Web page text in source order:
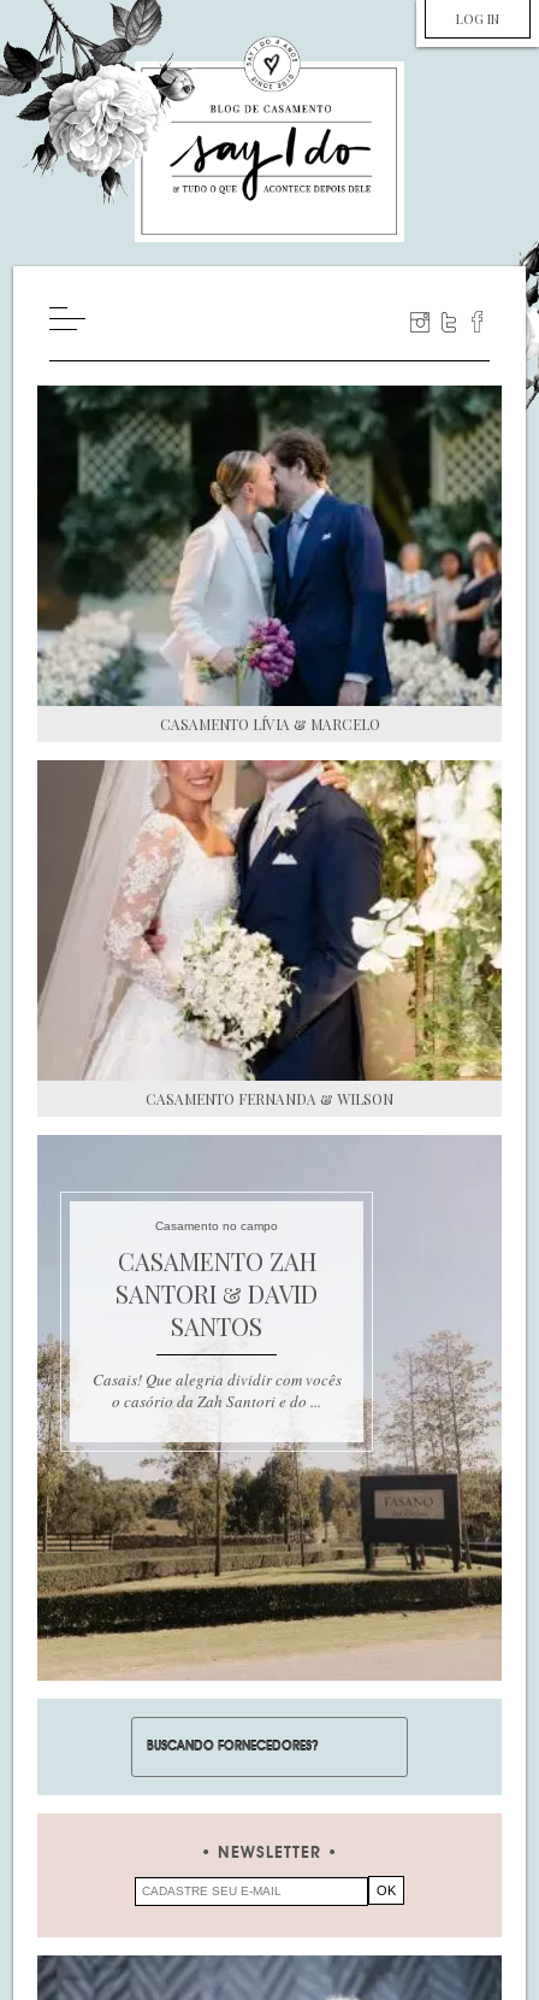
LOG IN
WILL YOU MARRY ME?
LUA DE MEL
COZINHA
DECORAÇÃO
DE NOIVA PRA NOIVA
S.O.S CASADAS
FALE COM O SAY I DO
CASAMENTO LÍVIA & MARCELO
CASAMENTO FERNANDA & WILSON
Casamento no campo
CASAMENTO ZAH
SANTORI & DAVID
SANTOS
Casais! Que alegria dividir com vocês
o casório da Zah Santori e do ...
NEWSLETTER